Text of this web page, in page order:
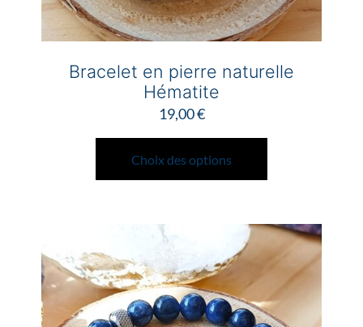
Bracelet en pierre naturelle
Hématite
19,00€
Choix des options
Ce
a
variations.
Les
options
peuvent
être